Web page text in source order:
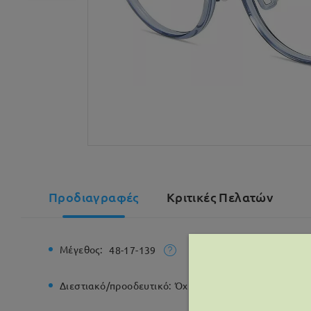
Προδιαγραφές Κριτικές Πελατών
Μέγεθος: 48-17-139
Διεστιακό/προοδευτικό: Όχι